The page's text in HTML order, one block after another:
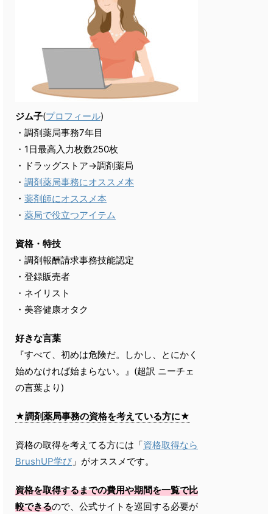
ジム子(プロフィール)
・調剤薬局事務7年目
・1日最高入力枚数250枚
・ドラッグストア→調剤薬局
・ 調剤薬局事務にオススメ本
・ 薬剤師にオススメ本
・ 薬局で役立つアイテム
資格・特技
・調剤報酬請求事務技能認定
・登録販売者
・ネイリスト
・美容健康オタク
好きな言葉
『すべて、初めは危険だ。しかし、とにかく
始めなければ始まらない。』(超訳 ニーチェ
の言葉より)
★調剤薬局事務の資格を考えている方に★
資格の取得を考えてる方には「資格取得なら
BrushUP学び 」がオススメです。
資格を取得するまでの費用や期間を一覧で比
較できるので、公式サイトを巡回する必要が